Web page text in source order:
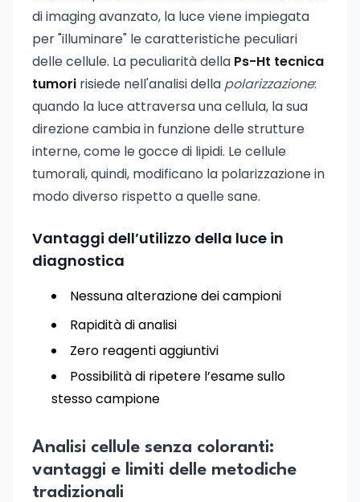
di imaging avanzato, la luce viene impiegata
per "illuminare" le caratteristiche peculiari
delle cellule. La peculiarità della Ps-Ht tecnica
tumori risiede nell'analisi della polarizzazione:
quando la luce attraversa una cellula, la sua
direzione cambia in funzione delle strutture
interne, come le gocce di lipidi. Le cellule
tumorali, quindi, modificano la polarizzazione in
modo diverso rispetto a quelle sane.
Vantaggi dell’utilizzo della luce in
diagnostica
Nessuna alterazione dei campioni
Rapidità di analisi
Zero reagenti aggiuntivi
Possibilità di ripetere l’esame sullo
stesso campione
Analisi cellule senza coloranti:
vantaggi e limiti delle metodiche
tradizionali